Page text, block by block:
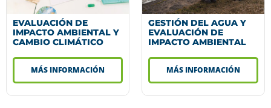
EVALUACIÓN DE
IMPACTO AMBIENTAL Y
CAMBIO CLIMÁTICO
MÁS INFORMACIÓN
GESTIÓN DEL AGUA Y
EVALUACIÓN DE
IMPACTO AMBIENTAL
MÁS INFORMACIÓN